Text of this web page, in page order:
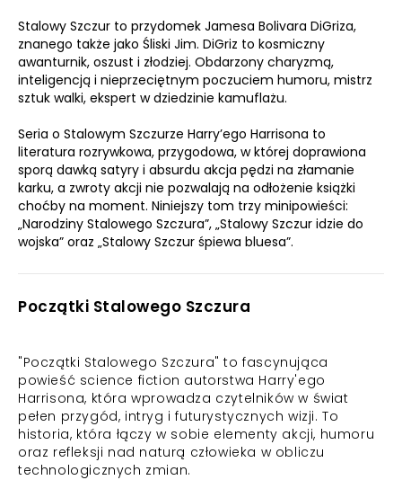
Stalowy Szczur to przydomek Jamesa Bolivara DiGriza,
znanego także jako Śliski Jim. DiGriz to kosmiczny
awanturnik, oszust i złodziej. Obdarzony charyzmą,
inteligencją i nieprzeciętnym poczuciem humoru, mistrz
sztuk walki, ekspert w dziedzinie kamuflażu.
Seria o Stalowym Szczurze Harry’ego Harrisona to
literatura rozrywkowa, przygodowa, w której doprawiona
sporą dawką satyry i absurdu akcja pędzi na złamanie
karku, a zwroty akcji nie pozwalają na odłożenie książki
choćby na moment. Niniejszy tom trzy minipowieści:
„Narodziny Stalowego Szczura”, „Stalowy Szczur idzie do
wojska” oraz „Stalowy Szczur śpiewa bluesa”.
Początki Stalowego Szczura
"Początki Stalowego Szczura" to fascynująca
powieść science fiction autorstwa Harry'ego
Harrisona, która wprowadza czytelników w świat
pełen przygód, intryg i futurystycznych wizji. To
historia, która łączy w sobie elementy akcji, humoru
oraz refleksji nad naturą człowieka w obliczu
technologicznych zmian.